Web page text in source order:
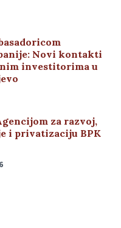
Novi kontakti
investitorima u
za razvoj,
i privatizaciju BPK